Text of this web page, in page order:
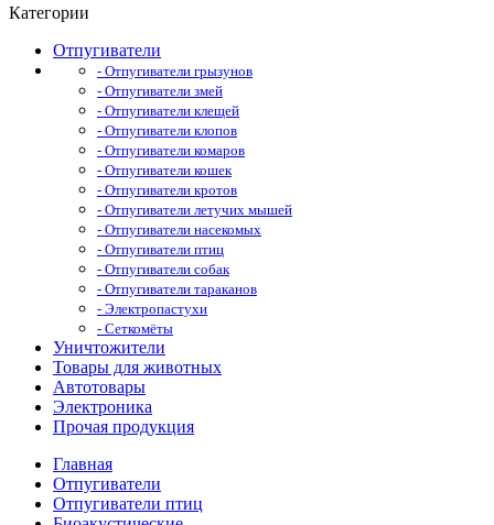
Категории
Отпугиватели
- Отпугиватели грызунов
- Отпугиватели змей
- Отпугиватели клещей
- Отпугиватели клопов
- Отпугиватели комаров
- Отпугиватели кошек
- Отпугиватели кротов
- Отпугиватели летучих мышей
- Отпугиватели насекомых
- Отпугиватели птиц
- Отпугиватели собак
- Отпугиватели тараканов
- Электропастухи
- Сеткомёты
Уничтожители
Товары для животных
Автотовары
Электроника
Прочая продукция
Главная
Отпугиватели
Отпугиватели птиц